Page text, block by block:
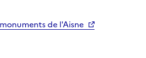
de l'Aisne